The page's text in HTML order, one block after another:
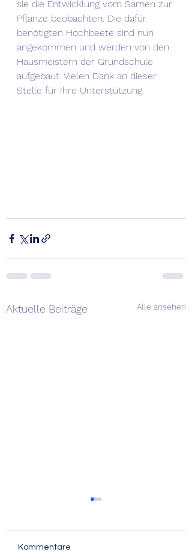
sie die Entwicklung vom Samen zur
Pflanze beobachten. Die dafür
benötigten Hochbeete sind nun
angekommen und werden von den
Hausmeistern der Grundschule
aufgebaut. Vielen Dank an dieser
Stelle für Ihre Unterstützung.
Aktuelle Beiträge Alle ansehen
Kommentare